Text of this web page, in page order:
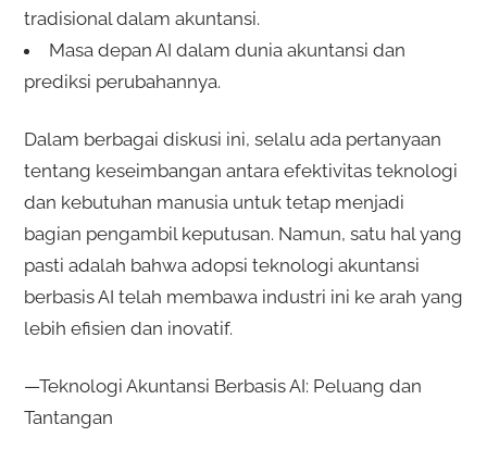
tradisional dalam akuntansi.
Masa depan AI dalam dunia akuntansi dan
prediksi perubahannya.
Dalam berbagai diskusi ini, selalu ada pertanyaan
tentang keseimbangan antara efektivitas teknologi
dan kebutuhan manusia untuk tetap menjadi
bagian pengambil keputusan. Namun, satu hal yang
pasti adalah bahwa adopsi teknologi akuntansi
berbasis AI telah membawa industri ini ke arah yang
lebih efisien dan inovatif.
—Teknologi Akuntansi Berbasis AI: Peluang dan
Tantangan